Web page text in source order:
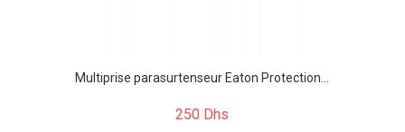
Multiprise parasurtenseur Eaton Protection...
250 Dhs